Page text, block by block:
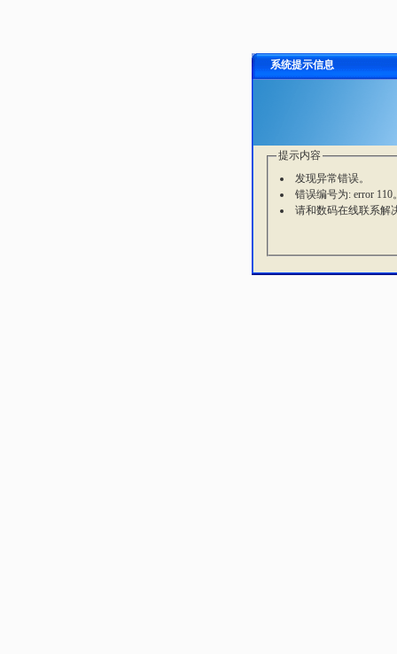
系统提示信息
提示内容
发现异常错误。
错误编号为: error 110
请和数码在线联系解